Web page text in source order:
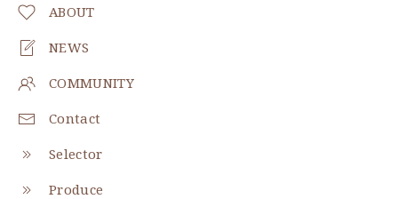
ABOUT
NEWS
COMMUNITY
Contact
Selector
Produce